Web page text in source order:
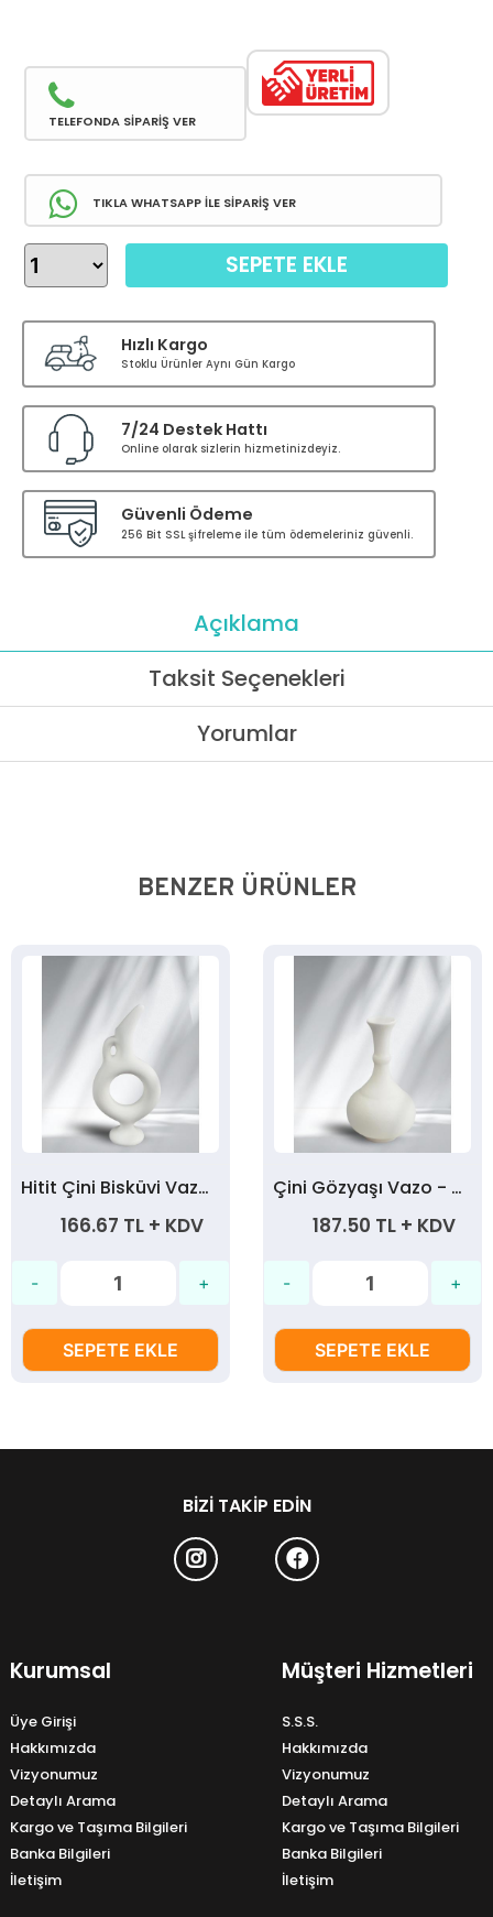
TELEFONDA SİPARİŞ VER
TIKLA WHATSAPP İLE SİPARİŞ VER
SEPETE EKLE
Hızlı Kargo
Stoklu Ürünler Aynı Gün Kargo
7/24 Destek Hattı
Online olarak sizlerin hizmetinizdeyiz.
Güvenli Ödeme
256 Bit SSL şifreleme ile tüm ödemeleriniz güvenli.
Açıklama
Taksit Seçenekleri
Yorumlar
BENZER ÜRÜNLER
Hitit Çini Bisküvi Vazo - 20 cm
166.67 TL + KDV
SEPETE EKLE
Çini Gözyaşı Vazo - 20 cm
187.50 TL + KDV
SEPETE EKLE
BIZI TAKIP EDIN
Kurumsal
Üye Girişi
Hakkımızda
Vizyonumuz
Detaylı Arama
Kargo ve Taşıma Bilgileri
Banka Bilgileri
İletişim
Müşteri Hizmetleri
S.S.S.
Hakkımızda
Vizyonumuz
Detaylı Arama
Kargo ve Taşıma Bilgileri
Banka Bilgileri
İletişim